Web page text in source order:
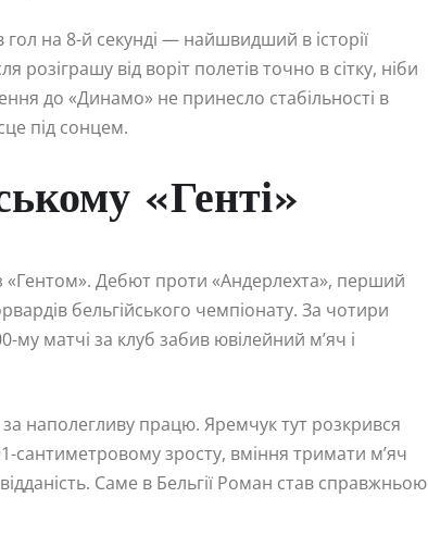
на 8-й секунді — найшвидший в історії
розіграшу від воріт полетів точно в сітку, ніби
до «Динамо» не принесло стабільності в
під сонцем.
«Генті»
Дебют проти «Андерлехта», перший
бельгійського чемпіонату. За чотири
матчі за клуб забив ювілейний м’яч і
наполегливу працю. Яремчук тут розкрився
сантиметровому зросту, вміння тримати м’яч
Саме в Бельгії Роман став справжньою